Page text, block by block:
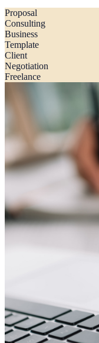
Proposal
Consulting
Business
Template
Client
Negotiation
Freelance